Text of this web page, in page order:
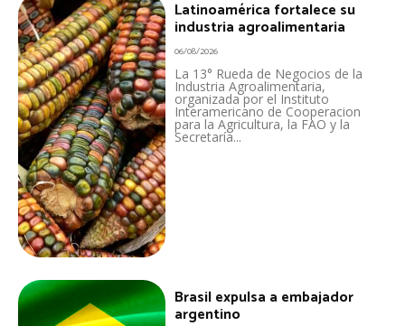
Latinoamérica fortalece su
industria agroalimentaria
06/08/2026
La 13° Rueda de Negocios de la
Industria Agroalimentaria,
organizada por el Instituto
Interamericano de Cooperacion
para la Agricultura, la FAO y la
Secretaría...
Brasil expulsa a embajador
argentino